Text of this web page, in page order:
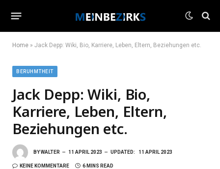
Home » Jack Depp: Wiki, Bio, Karriere, Leben, Eltern, Beziehungen etc.
BERUHMTHEIT
Jack Depp: Wiki, Bio,
Karriere, Leben, Eltern,
Beziehungen etc.
BYWALTER 11 APRIL 2023 UPDATED: 11 APRIL 2023
KEINE KOMMENTARE 6 MINS READ